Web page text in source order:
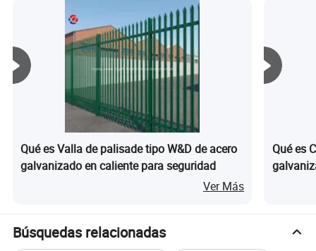
hierro forjado, elija
cerca palisade
jardín
Qué es Valla de palisade tipo W&D de acero
galvanizado en caliente para seguridad
Ver Más
Qué es
Búsquedas relacionadas